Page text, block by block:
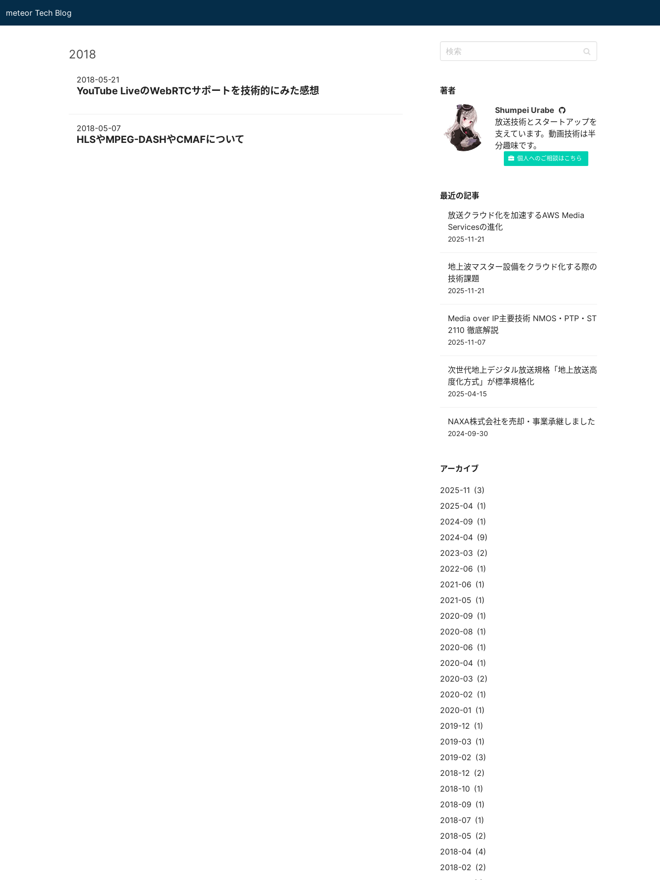
meteor Tech Blog
2018
2018-05-21
YouTube LiveのWebRTCサポートを技術的にみた感想
2018-05-07
HLSやMPEG-DASHやCMAFについて
著者
Shumpei Urabe
放送技術とスタートアップを
支えています。動画技術は半
分趣味です。
個人へのご相談はこちら
最近の記事
放送クラウド化を加速するAWS Media
Servicesの進化
2025-11-21
地上波マスター設備をクラウド化する際の
技術課題
2025-11-21
Media over IP主要技術 NMOS・PTP・ST
2110 徹底解説
2025-11-07
次世代地上デジタル放送規格「地上放送高
度化方式」が標準規格化
2025-04-15
NAXA株式会社を売却・事業承継しました
2024-09-30
アーカイブ
2025-11
3
2025-04
1
2024-09
1
2024-04
9
2023-03
2
2022-06
1
2021-06
1
2021-05
1
2020-09
1
2020-08
1
2020-06
1
2020-04
1
2020-03
2
2020-02
1
2020-01
1
2019-12
1
2019-03
1
2019-02
3
2018-12
2
2018-10
1
2018-09
1
2018-07
1
2018-05
2
2018-04
4
2018-02
2